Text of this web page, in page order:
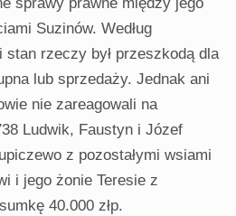
sprawy prawne między jego
Suzinów. Według
stan rzeczy był przeszkodą dla
lub sprzedaży. Jednak ani
nie zareagowali na
Ludwik, Faustyn i Józef
z pozostałymi wsiami
i jego żonie Teresie z
40.000 złp.